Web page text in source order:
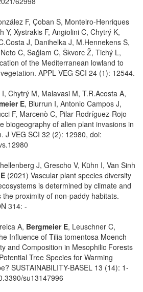
F, Çoban S, Monteiro-Henriques
Y, Xystrakis F, Angiolini C, Chytrý K,
J, Danihelka J, M.Hennekens S,
C, Sağlam C, Škvorc Ž, Tichý L,
of the Mediterranean lowland to
APPL VEG SCI 24 (1): 12544.
Chytrý M, Malavasi M, T.R.Acosta A,
E, Biurrun I, Antonio Campos J,
F, Marcenò C, Pilar Rodríguez-Rojo
biogeography of alien plant invasions in
J VEG SCI 32 (2): 12980, doi:
J, Grescho V, Kühn I, Van Sinh
(2021) Vascular plant species diversity
is determined by climate and
proximity of non-paddy habitats.
314: -
A, Bergmeier E, Leuschner C,
Influence of Tilia tomentosa Moench
and Composition in Mesophilic Forests
Tree Species for Warming
SUSTAINABILITY-BASEL 13 (14): 1-
su13147996